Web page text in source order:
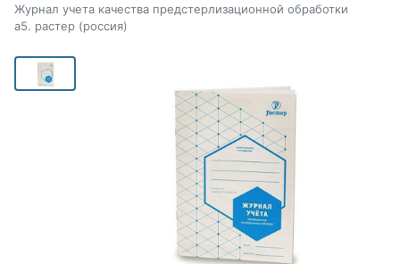
Журнал учета качества предстерлизационной обработки
а5. растер (россия)